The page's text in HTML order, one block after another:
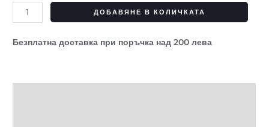
ДОБАВЯНЕ В КОЛИЧКАТА
Безплатна доставка при поръчка над 200 лева